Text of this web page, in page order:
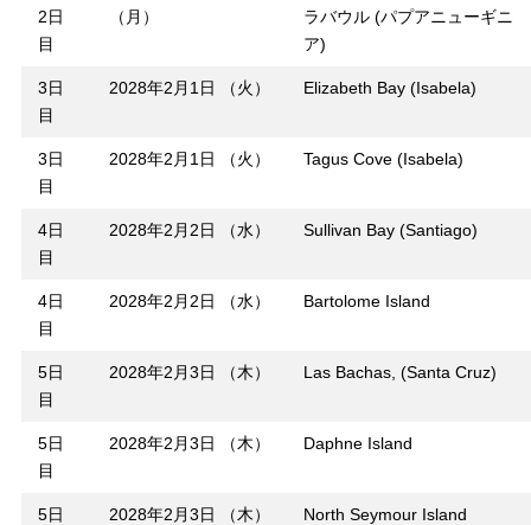
2日
目
（月）
ラバウル (パプアニューギニ
ア)
3日
目
2028年2月1日 （火） Elizabeth Bay (Isabela)
3日
目
2028年2月1日 （火） Tagus Cove (Isabela)
4日
目
2028年2月2日 （水） Sullivan Bay (Santiago)
4日
目
2028年2月2日 （水） Bartolome Island
5日
目
2028年2月3日 （木） Las Bachas, (Santa Cruz)
5日
目
2028年2月3日 （木） Daphne Island
5日
2028年2月3日 （木） North Seymour Island